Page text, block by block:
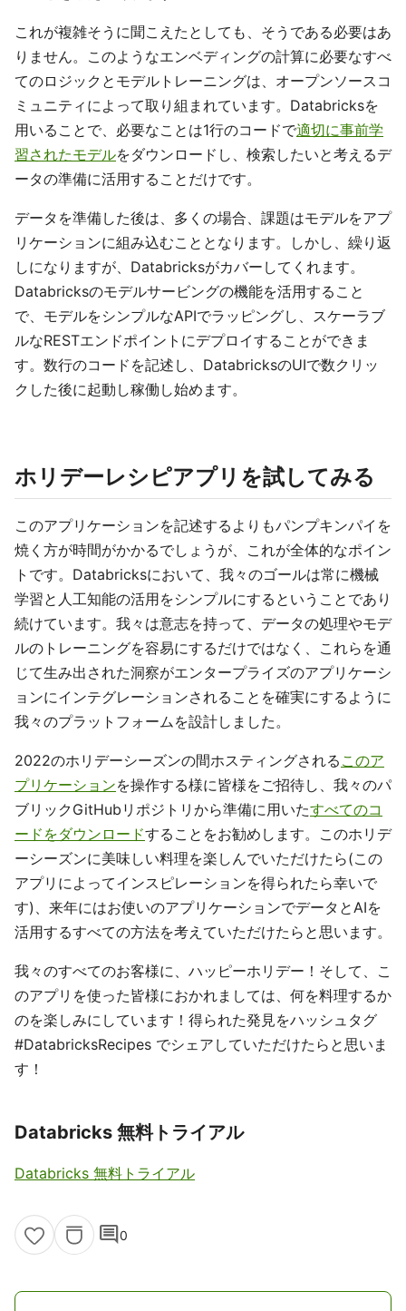
これが複雑そうに聞こえたとしても、そうである必要はあ
りません。このようなエンベディングの計算に必要なすべ
てのロジックとモデルトレーニングは、オープンソースコ
ミュニティによって取り組まれています。Databricksを
用いることで、必要なことは1行のコードで適切に事前学
習されたモデルをダウンロードし、検索したいと考えるデ
ータの準備に活用することだけです。
データを準備した後は、多くの場合、課題はモデルをアプ
リケーションに組み込むこととなります。しかし、繰り返
しになりますが、Databricksがカバーしてくれます。
Databricksのモデルサービングの機能を活用すること
で、モデルをシンプルなAPIでラッピングし、スケーラブ
ルなRESTエンドポイントにデプロイすることができま
す。数行のコードを記述し、DatabricksのUIで数クリッ
クした後に起動し稼働し始めます。
ホリデーレシピアプリを試してみる
このアプリケーションを記述するよりもパンプキンパイを
焼く方が時間がかかるでしょうが、これが全体的なポイン
トです。Databricksにおいて、我々のゴールは常に機械
学習と人工知能の活用をシンプルにするということであり
続けています。我々は意志を持って、データの処理やモデ
ルのトレーニングを容易にするだけではなく、これらを通
じて生み出された洞察がエンタープライズのアプリケーシ
ョンにインテグレーションされることを確実にするように
我々のプラットフォームを設計しました。
2022のホリデーシーズンの間ホスティングされる このア
プリケーションを操作する様に皆様をご招待し、我々のパ
ブリックGitHubリポジトリから準備に用いたすべてのコ
ードをダウンロードすることをお勧めします。このホリデ
ーシーズンに美味しい料理を楽しんでいただけたら(この
アプリによってインスピレーションを得られたら幸いで
す)、来年にはお使いのアプリケーションでデータとAIを
活用するすべての方法を考えていただけたらと思います。
我々のすべてのお客様に、ハッピーホリデー！そして、こ
のアプリを使った皆様におかれましては、何を料理するか
のを楽しみにしています！得られた発見をハッシュタグ
#DatabricksRecipes でシェアしていただけたらと思いま
す！
Databricks 無料トライアル
Databricks 無料トライアル
comment0